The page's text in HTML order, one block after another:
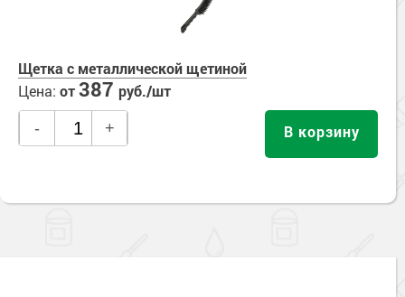
Щетка с металлической щетиной
Цена: от387 руб./шт
- + В корзину